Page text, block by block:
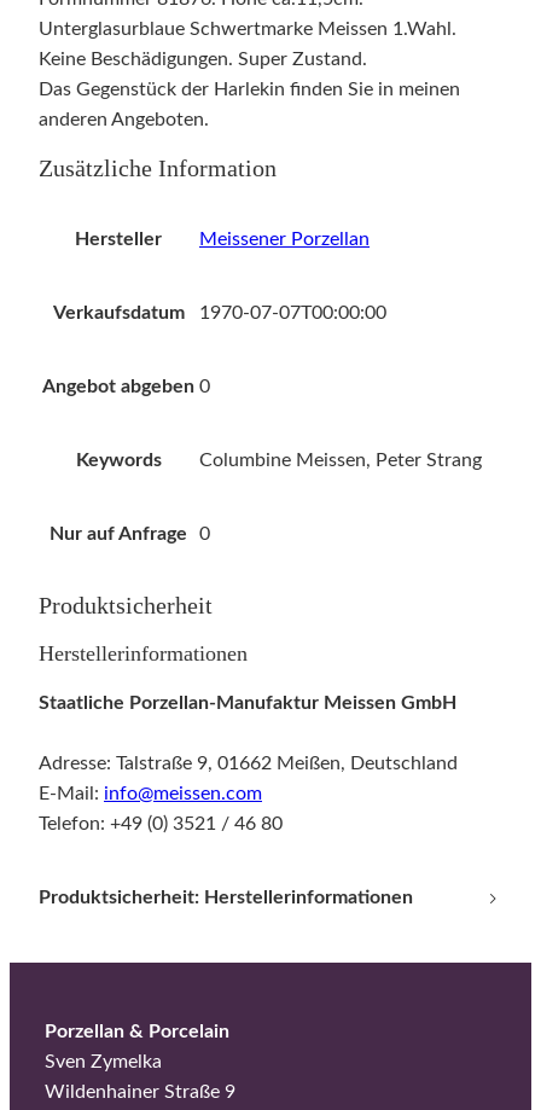
i
n
e
1
W
h
P
S
r
n
Unterglasurblaue Schwertmarke Meissen 1.Wahl.
Keine Beschädigungen. Super Zustand.
Das Gegenstück der Harlekin finden Sie in meinen
anderen Angeboten.
Zusätzliche Information
Hersteller Meissener Porzellan
Verkaufsdatum 1970-07-07T00:00:00
Angebot abgeben 0
Keywords Columbine Meissen, Peter Strang
Nur auf Anfrage 0
Produktsicherheit
Herstellerinformationen
Staatliche Porzellan-Manufaktur Meissen GmbH
Adresse: Talstraße 9, 01662 Meißen, Deutschland
E-Mail: info@meissen.com
Telefon: +49 (0) 3521 / 46 80
Produktsicherheit: Herstellerinformationen
Porzellan & Porcelain
Sven Zymelka
Wildenhainer Straße 9